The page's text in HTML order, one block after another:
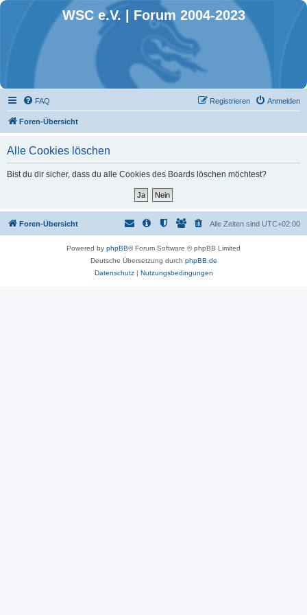
WSC e.V. | Forum 2004-2023
FAQ Anmelden
Registrieren
Foren-Übersicht
Alle Cookies löschen
Bist du dir sicher, dass du alle Cookies des Boards löschen möchtest?
Foren-Übersicht Alle Zeiten sind UTC+02:00
Powered by phpBB® Forum Software © phpBB Limited
Deutsche Übersetzung durch phpBB.de
Datenschutz| Nutzungsbedingungen